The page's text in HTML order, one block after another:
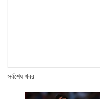
সর্বশেষ খবর